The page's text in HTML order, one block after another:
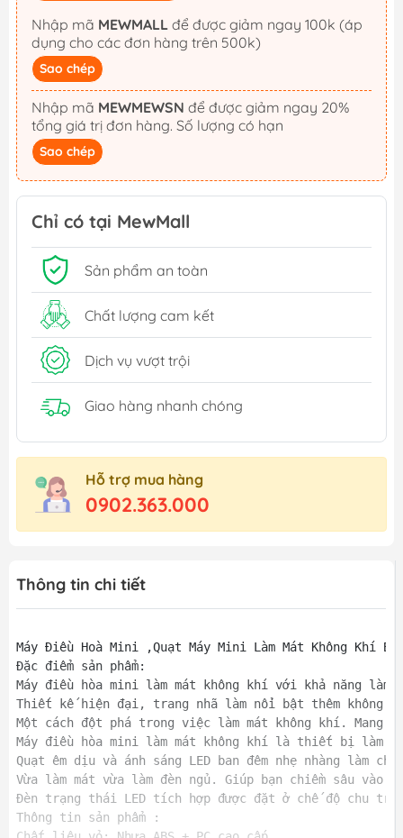
Nhập mã MEWMALL
dụng cho các đơn hàng trên 500k)
Sao chép
Nhập mã MEWMEWSN
tổng giá trị đơn hàng. Số lượng có hạn
Sao chép
Chỉ có tại MewMall
Sản phẩm an toàn
Chất lượng cam kết
Dịch vụ vượt trội
Giao hàng nhanh chóng
Hỗ trợ mua hàng
0902.363.000
Thông tin chi tiết
Máy Điều Hoà Mini ,Quạt Máy Mini Làm Mát Không Khí
Đặc điểm sản phẩm:
Máy điều hòa mini làm mát không khí với khả năng
Thiết kế hiện đại, trang nhã làm nổi bật thêm không
Một cách đột phá trong việc làm mát không khí. Mang
Máy điều hòa mini làm mát không khí là thiết bị làm
Quạt êm dịu và ánh sáng LED ban đêm nhẹ nhàng làm
Vừa làm mát vừa làm đèn ngủ. Giúp bạn chiềm sâu vào
Đèn trạng thái LED tích hợp được đặt ở chế độ chu
Thông tin sản phẩm :